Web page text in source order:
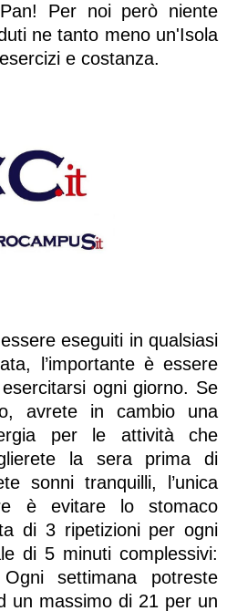
Per noi però niente
ne tanto meno un'Isola
e costanza.
eseguiti in qualsiasi
l’importante è essere
ogni giorno. Se
avrete in cambio una
per le attività che
la sera prima di
sonni tranquilli, l’unica
è evitare lo stomaco
di 3 ripetizioni per ogni
di 5 minuti complessivi:
settimana potreste
un massimo di 21 per un